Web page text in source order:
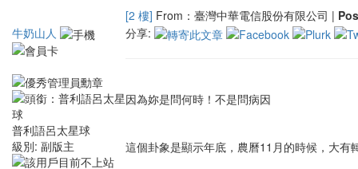
[2 樓] From：臺灣中華電信股份有限公司 |
牛奶山人
普利語呂太星球
級別: 副版主
分享:
因為妳是問何時！不是問病因
這個卦象是顯示年底，農曆11月的時候，大有